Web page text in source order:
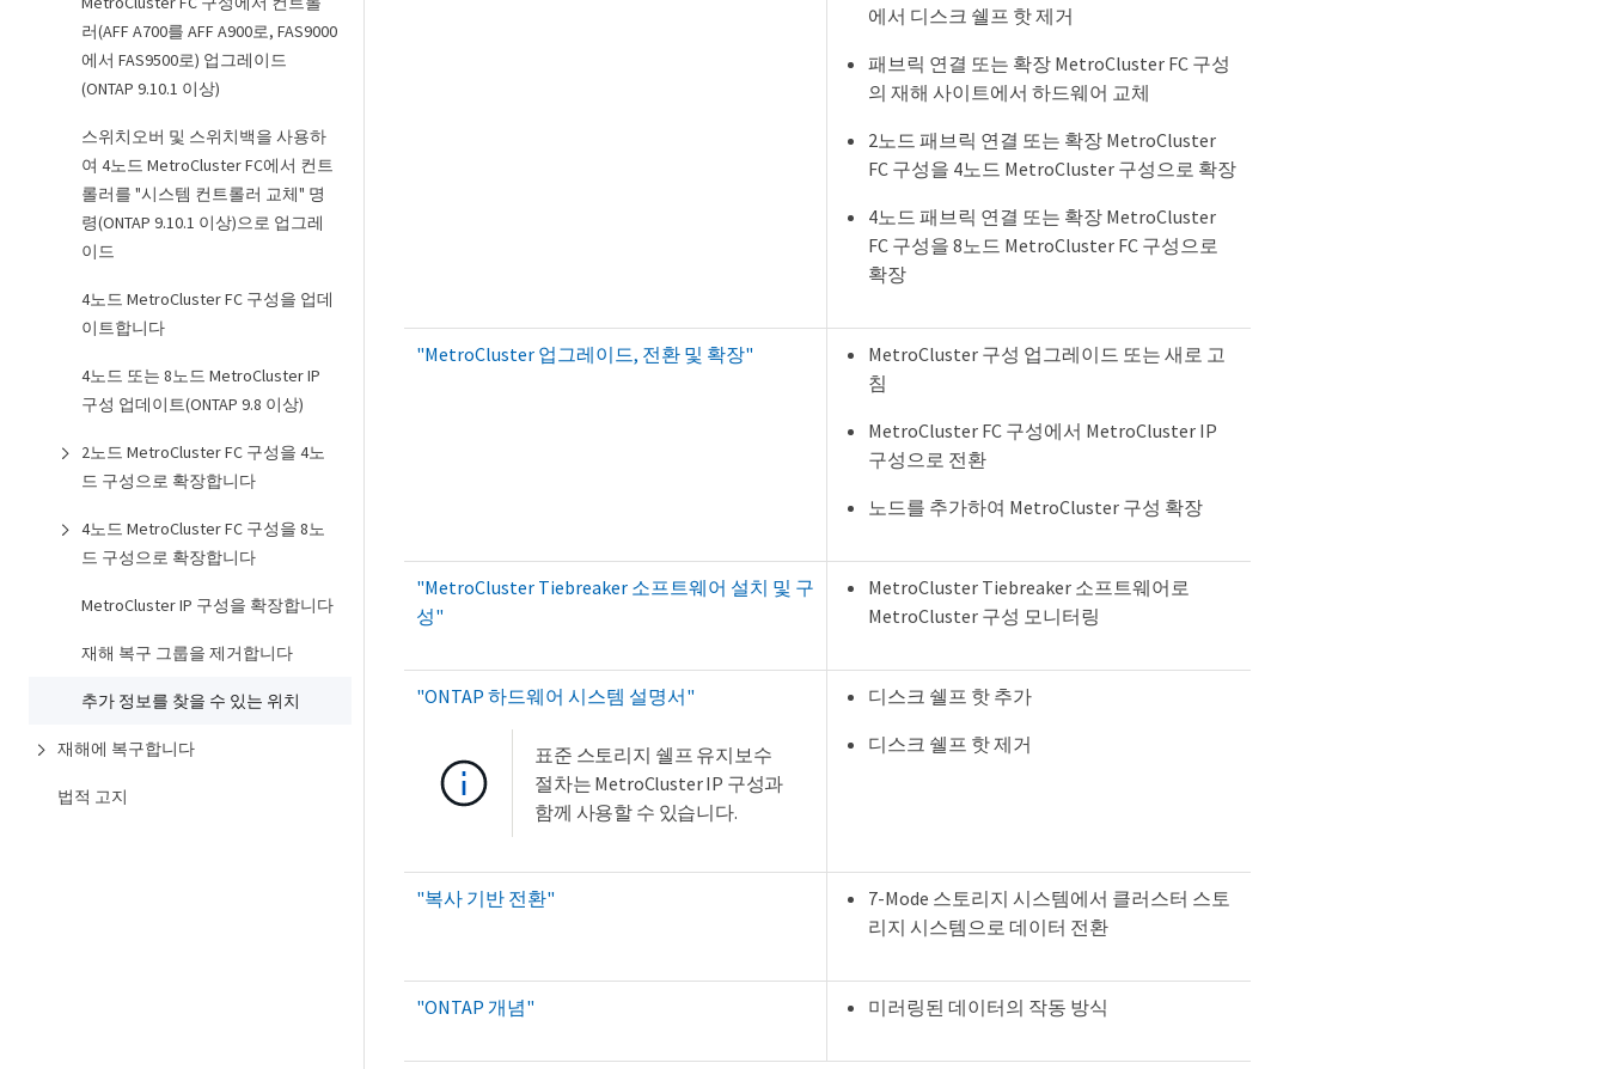
러(AFF A700를 AFF A900로, FAS9000
에서 FAS9500로) 업그레이드
(ONTAP 9.10.1 이상)
스위치오버 및 스위치백을 사용하
여 4노드 MetroCluster FC에서 컨트
롤러를 "시스템 컨트롤러 교체" 명
령(ONTAP 9.10.1 이상)으로 업그레
이드
4노드 MetroCluster FC 구성을 업데
이트합니다
4노드 또는 8노드 MetroCluster IP
구성 업데이트(ONTAP 9.8 이상)
2노드 MetroCluster FC 구성을 4노
드 구성으로 확장합니다
4노드 MetroCluster FC 구성을 8노
드 구성으로 확장합니다
MetroCluster IP 구성을 확장합니다
재해 복구 그룹을 제거합니다
추가 정보를 찾을 수 있는 위치
재해에 복구합니다
법적 고지
에서 디스크 쉘프 핫 제거
패브릭 연결 또는 확장 MetroCluster FC 구성
의 재해 사이트에서 하드웨어 교체
2노드 패브릭 연결 또는 확장 MetroCluster
FC 구성을 4노드 MetroCluster 구성으로 확장
4노드 패브릭 연결 또는 확장 MetroCluster
FC 구성을 8노드 MetroCluster FC 구성으로
확장
"MetroCluster 업그레이드, 전환 및 확장"
MetroCluster 구성 업그레이드 또는 새로 고
침
MetroCluster FC 구성에서 MetroCluster IP
구성으로 전환
노드를 추가하여 MetroCluster 구성 확장
"MetroCluster Tiebreaker 소프트웨어 설치 및 구
성"
MetroCluster Tiebreaker 소프트웨어로
MetroCluster 구성 모니터링
"ONTAP 하드웨어 시스템 설명서"
표준 스토리지 쉘프 유지보수
절차는 MetroCluster IP 구성과
함께 사용할 수 있습니다.
디스크 쉘프 핫 추가
디스크 쉘프 핫 제거
"복사 기반 전환"
7-Mode 스토리지 시스템에서 클러스터 스토
리지 시스템으로 데이터 전환
"ONTAP 개념" 미러링된 데이터의 작동 방식